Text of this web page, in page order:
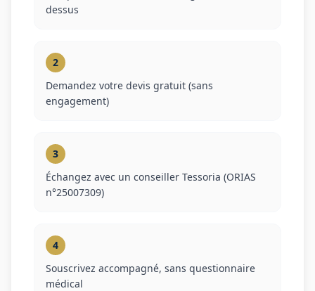
dessus
2
Demandez votre devis gratuit (sans
engagement)
3
Échangez avec un conseiller Tessoria (ORIAS
n°25007309)
4
Souscrivez accompagné, sans questionnaire
médical